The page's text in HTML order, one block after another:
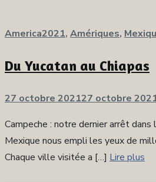
America2021, Amériques,
Du Yucatan au Chiapas
Publié
27 octobre 202127 octobre
Campeche : notre dernier arrêt dans
Mexique nous empli les yeux de
Chaque ville visitée a […] Lire plus